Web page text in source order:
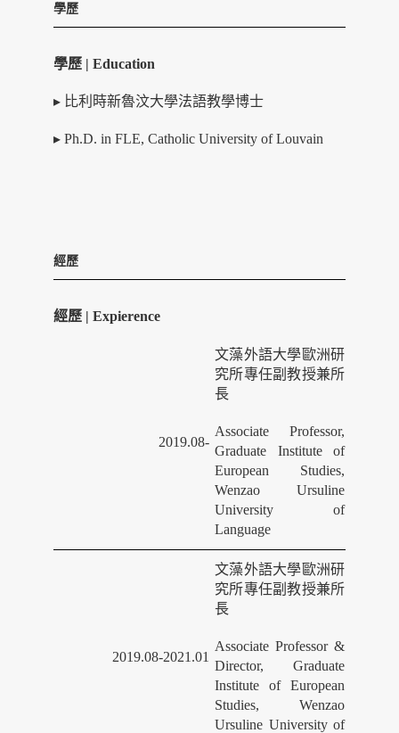
學歷
學歷 | Education
▸ 比利時新魯汶大學法語教學博士
▸ Ph.D. in FLE, Catholic University of Louvain
經歷
經歷 | Expierence
2019.08-
文藻外語大學歐洲研
究所專任副教授兼所
長
Associate Professor,
Graduate Institute of
European Studies,
Wenzao Ursuline
University of
Language
2019.08-2021.01
文藻外語大學歐洲研
究所專任副教授兼所
長
Associate Professor &
Director, Graduate
Institute of European
Studies, Wenzao
Ursuline University of